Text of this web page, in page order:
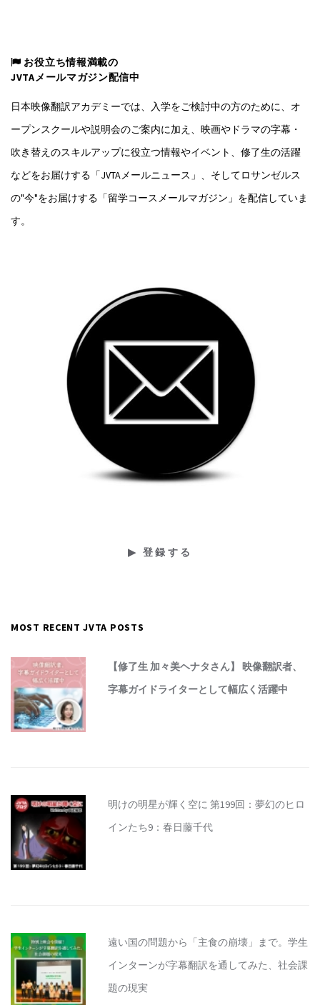
お役立ち情報満載の
JVTAメールマガジン配信中
日本映像翻訳アカデミーでは、入学をご検討中の方のために、オ
ープンスクールや説明会のご案内に加え、映画やドラマの字幕・
吹き替えのスキルアップに役立つ情報やイベント、修了生の活躍
などをお届けする「JVTAメールニュース」、そしてロサンゼルス
の"今"をお届けする「留学コースメールマガジン」を配信していま
す。
MOST RECENT JVTA POSTS
【修了生 加々美ヘナタさん】 映像翻訳者、
字幕ガイドライターとして幅広く活躍中
明けの明星が輝く空に 第199回：夢幻のヒロ
インたち9：春日藤千代
遠い国の問題から「主食の崩壊」まで。学生
インターンが字幕翻訳を通してみた、社会課
題の現実